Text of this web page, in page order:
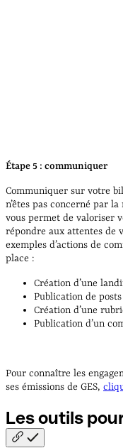
Étape 5 : communiquer
Communiquer sur votre
n’êtes pas concerné par
vous permet de valoriser
répondre aux attentes de
exemples d’actions de
place :
Création d’une
Publication de
Création d’une
Publication d’un
Pour connaître les
ses émissions de GES,
Les outils